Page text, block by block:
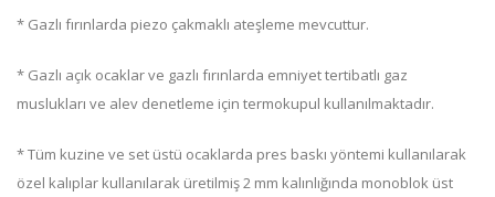
* Gazlı fırınlarda piezo çakmaklı ateşleme mevcuttur.
* Gazlı açık ocaklar ve gazlı fırınlarda emniyet tertibatlı gaz
muslukları ve alev denetleme için termokupul kullanılmaktadır.
* Tüm kuzine ve set üstü ocaklarda pres baskı yöntemi kullanılarak
özel kalıplar kullanılarak üretilmiş 2 mm kalınlığında monoblok üst